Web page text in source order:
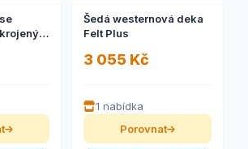
Šedá westernová deka
Felt Plus
3 055 Kč
1 nabídka
Porovnat